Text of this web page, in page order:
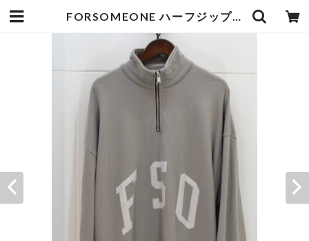
FORSOMEONE ハーフジップスウェット | goodbadstore